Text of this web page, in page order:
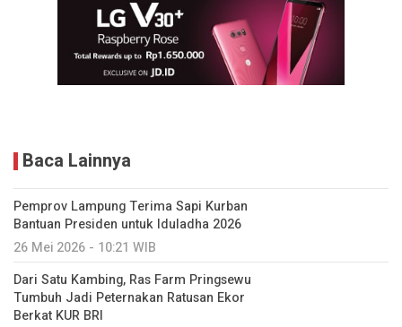
Baca Lainnya
Pemprov Lampung Terima Sapi Kurban
Bantuan Presiden untuk Iduladha 2026
26 Mei 2026 - 10:21 WIB
Dari Satu Kambing, Ras Farm Pringsewu
Tumbuh Jadi Peternakan Ratusan Ekor
Berkat KUR BRI